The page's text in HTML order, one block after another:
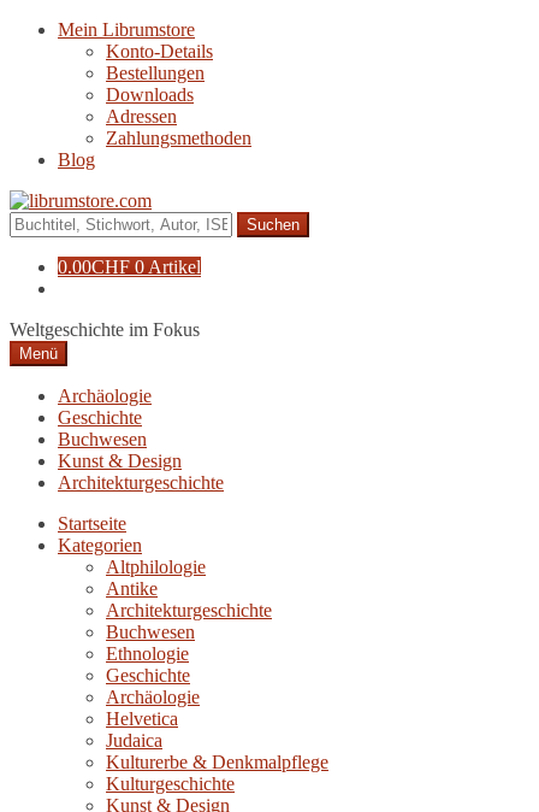
Navigation
Zum
Mein Librumstore
Konto-Details
Bestellungen
Downloads
Adressen
Zahlungsmethoden
Blog
Suche
nach:
0.00CHF 0 Artikel
Weltgeschichte im Fokus
Menü
Archäologie
Geschichte
Buchwesen
Kunst & Design
Architekturgeschichte
Startseite
Kategorien
Altphilologie
Antike
Architekturgeschichte
Buchwesen
Ethnologie
Geschichte
Archäologie
Helvetica
Judaica
Kulturerbe & Denkmalpflege
Kulturgeschichte
Kunst & Design